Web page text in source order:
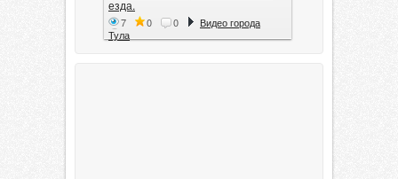
езда.
7 0 0
Видео города
Тула